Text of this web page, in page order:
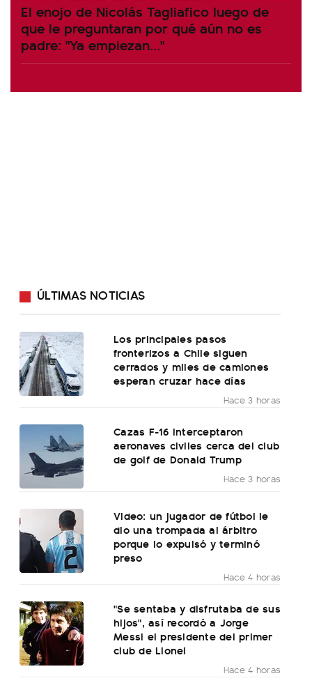
El enojo de Nicolás Tagliafico luego de
que le preguntaran por qué aún no es
padre: "Ya empiezan..."
ÚLTIMAS NOTICIAS
Los principales pasos
fronterizos a Chile siguen
cerrados y miles de camiones
esperan cruzar hace días
Hace 3 horas
Cazas F-16 interceptaron
aeronaves civiles cerca del club
de golf de Donald Trump
Hace 3 horas
Video: un jugador de fútbol le
dio una trompada al árbitro
porque lo expulsó y terminó
preso
Hace 4 horas
"Se sentaba y disfrutaba de sus
hijos", así recordó a Jorge
Messi el presidente del primer
club de Lionel
Hace 4 horas